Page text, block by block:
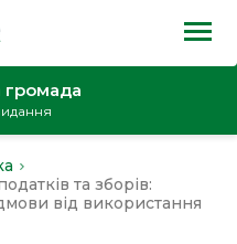
громада
та зборів:
від використання